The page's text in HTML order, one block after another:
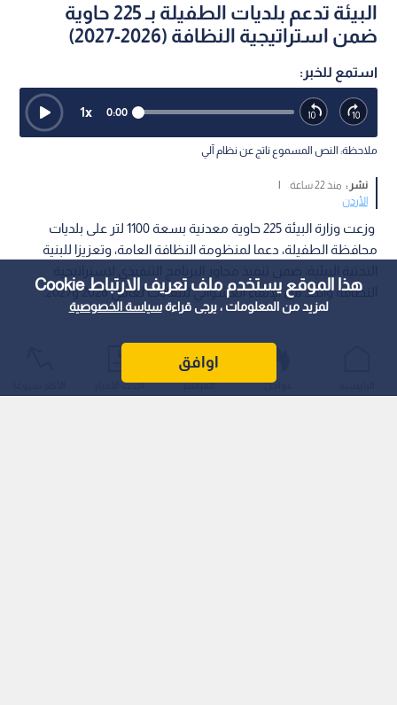
هذا الموقع يستخدم ملف تعريف الارتباط Cookie
لمزيد من المعلومات ، يرجى قراءةسياسة الخصوصية
اوافق
البيئة تدعم بلديات الطفيلة بـ 225 حاوية
ضمن استراتيجية النظافة (2026-2027)
استمع للخبر:
0:00
1x
ملاحظة: النص المسموع ناتج عن نظام آلي
نشر : منذ 22 ساعة
|
الأردن
وزعت وزارة البيئة 225 حاوية معدنية بسعة 1100 لتر على بلديات
محافظة الطفيلة، دعما لمنظومة النظافة العامة، وتعزيزا للبنية
النظافة والحد من الإلقاء العشوائي للنفايات لعامي 2026 و2027.
عواجل المباشر أحدث الأخبار